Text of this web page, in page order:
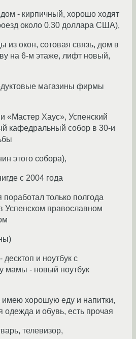
- кирпичный, хорошо ходят
около 0.30 доллара США),
из окон, сотовая связь, дом в
на 6-м этаже, лифт новый,
магазины фирмы
«Мастер Хаус», Успенский
кафедральный собор в 30-и
этого собора),
с 2004 года
поработал только полгода
Успенском православном
и ноутбук с
мамы - новый ноутбук
хорошую еду и напитки,
одежда и обувь, есть прочая
телевизор,